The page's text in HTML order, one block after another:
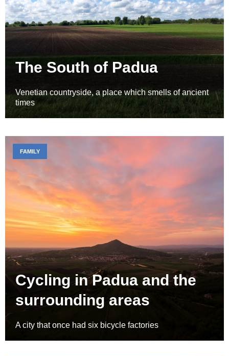
The South of Padua
Venetian countryside, a place which smells of ancient
times
Cycling in Padua and the
surrounding areas
A city that once had six bicycle factories
FAMILY